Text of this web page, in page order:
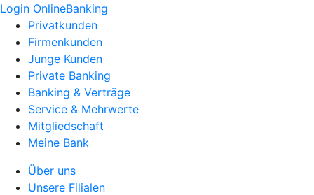
Login OnlineBanking
Privatkunden
Firmenkunden
Junge Kunden
Private Banking
Banking & Verträge
Service & Mehrwerte
Mitgliedschaft
Meine Bank
Über uns
Unsere Filialen